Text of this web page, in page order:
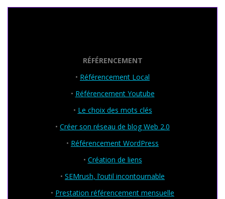
RÉFÉRENCEMENT
• Référencement Local
• Référencement Youtube
• Le choix des mots clés
• Créer son réseau de blog Web 2.0
• Référencement WordPress
• Création de liens
• SEMrush, l’outil incontournable
• Prestation référencement mensuelle